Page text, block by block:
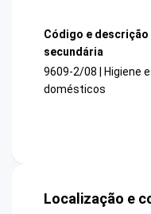
Código e
secundária
9609-2/08 | Higiene
domésticos
Localização e